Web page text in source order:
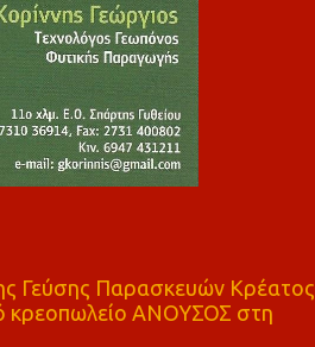
Γεύσης Παρασκευών Κρέατος
κρεοπωλείο ΑΝΟΥΣΟΣ στη